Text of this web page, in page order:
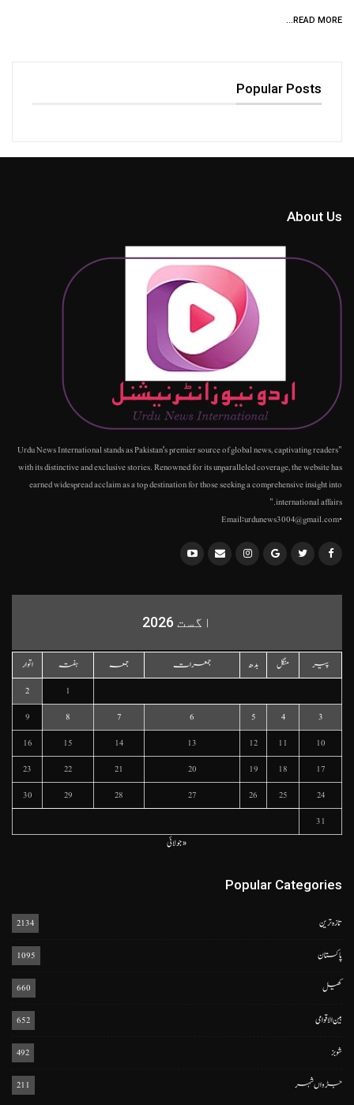
READ MORE...
Popular Posts
About Us
"Urdu News International stands as Pakistan's premier source of global news, captivating readers
with its distinctive and exclusive stories. Renowned for its unparalleled coverage, the website has
earned widespread acclaim as a top destination for those seeking a comprehensive insight into
international affairs."
•Email:urdunews3004@gmail.com
اگست 2026
پیر منگل بدھ جمعرات جمعہ ہفتہ
اتوار
1
2
3
4
5
6
7
8
9
10
11
12
13
14
15
16
17
18
19
20
21
22
23
24
25
26
27
28
29
30
31
« جولائی
Popular Categories
تازہ ترین 2134
پاکستان 1095
کھیل 660
بین الاقوامی 652
شوبز 492
جڑواں شہر 211